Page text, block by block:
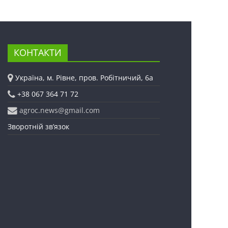
КОНТАКТИ
Україна, м. Рівне, пров. Робітничий, 6а
+38 067 364 71 72
agroc.news@gmail.com
Зворотній зв’язок